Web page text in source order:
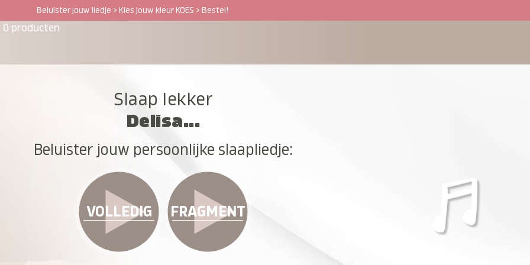
Beluister jouw liedje > Kies jouw kleur KOES > Bestel!
0 producten
Slaap lekker
Delisa...
Beluister jouw persoonlijke slaapliedje:
VOLLEDIG FRAGMENT